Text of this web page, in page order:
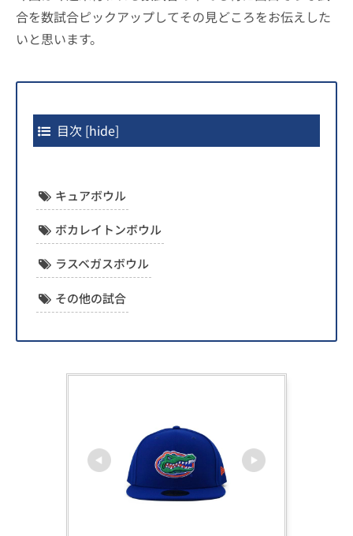
合を数試合ピックアップしてその見どころをお伝えした
いと思います。
目次 [hide]
キュアボウル
ボカレイトンボウル
ラスベガスボウル
その他の試合